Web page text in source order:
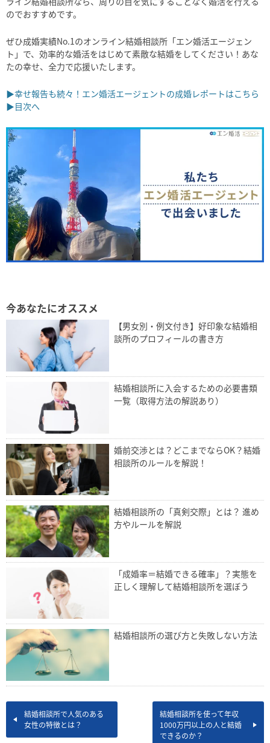
のでおすすめです。
ぜひ成婚実績No.1のオンライン結婚相談所「エン婚活エージェン
ト」で、効率的な婚活をはじめて素敵な結婚をしてください！あな
たの幸せ、全力で応援いたします。
▶幸せ報告も続々！エン婚活エージェントの成婚レポートはこちら
▶目次へ
今あなたにオススメ
【男女別・例文付き】好印象な結婚相
談所のプロフィールの書き方
結婚相談所に入会するための必要書類
一覧（取得方法の解説あり）
婚前交渉とは？どこまでならOK？結婚
相談所のルールを解説！
結婚相談所の「真剣交際」とは？ 進め
方やルールを解説
「成婚率＝結婚できる確率」？実態を
正しく理解して結婚相談所を選ぼう
結婚相談所の選び方と失敗しない方法
結婚相談所で人気のある
女性の特徴とは？
結婚相談所を使って年収
1000万円以上の人と結婚
できるのか？